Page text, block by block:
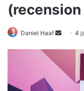
Daniel Haaf
d
4